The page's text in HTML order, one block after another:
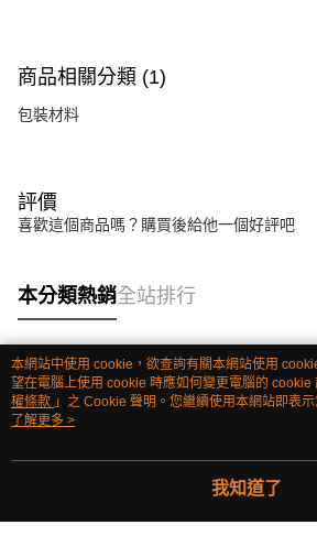
商品相關分類 (1)
包裝材料
評價
喜歡這個商品嗎？購買後給他一個好評吧
本分類熱銷全站排行
熱門標籤
本網站中使用 cookie，欲查詢有關本網站使用
望在電腦上使用 cookie 時應如何變更電腦的 cookie
權條款 」之 Cookie 聲明。您繼續使用本網站即表
用條款之 Cookie 聲明使用 cookie。
了解更多 >
我知道了